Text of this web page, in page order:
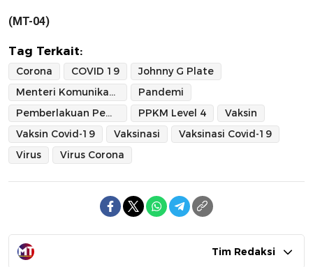
(MT-04)
Tag Terkait:
Corona COVID 19
Johnny G Plate
Menteri Komunikasi dan Informatika
Pandemi
Pemberlakuan Pembatasan Kegiatan Masyarakat Level 4
PPKM Level 4
Vaksin
Vaksin Covid-19
Vaksinasi
Vaksinasi Covid-19
Virus
Virus Corona
Tim Redaksi